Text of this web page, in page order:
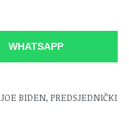
WHATSAPP
JOE BIDEN, PREDSJEDNIČKI